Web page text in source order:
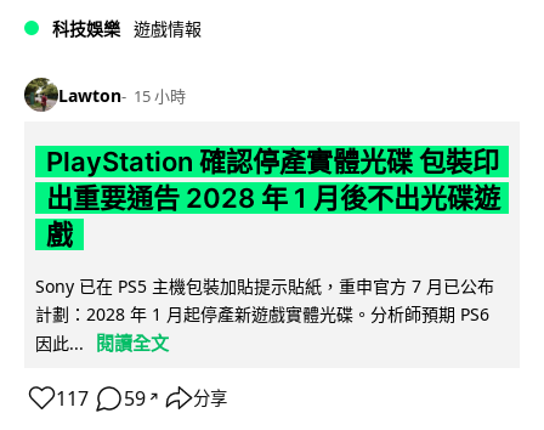
科技娛樂 遊戲情報
Lawton 15 小時
PlayStation 確認停產實體光碟 包裝印
出重要通告 2028 年 1 月後不出光碟遊
戲
Sony 已在 PS5 主機包裝加貼提示貼紙，重申官方 7 月已公布
計劃：2028 年 1 月起停產新遊戲實體光碟。分析師預期 PS6
因此...
閱讀全文
117 59 ↗ 分享